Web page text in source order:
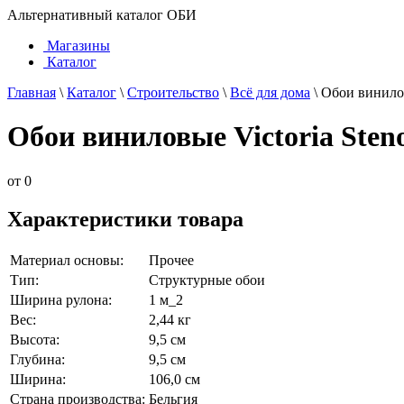
Альтернативный каталог ОБИ
Магазины
Каталог
Главная \ Каталог \ Строительство \ Всё для дома \ Обои
Обои виниловые Victoria
от 0
Характеристики товара
Материал основы:
Прочее
Тип:
Структурные обои
Ширина рулона:
1 м_2
Вес:
2,44 кг
Высота:
9,5 см
Глубина:
9,5 см
Ширина:
106,0 см
Страна производства: Бельгия